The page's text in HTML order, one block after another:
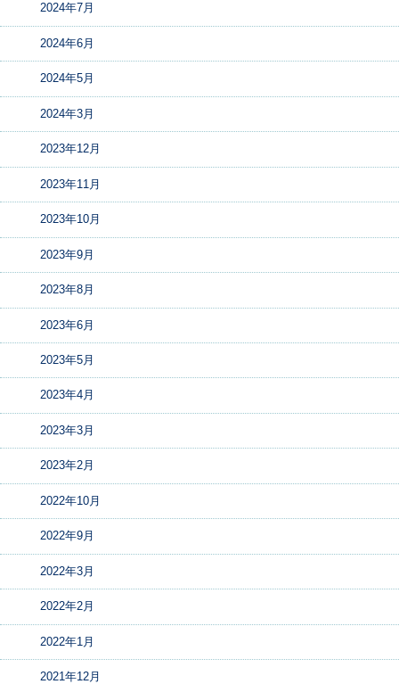
2024年7月
2024年6月
2024年5月
2024年3月
2023年12月
2023年11月
2023年10月
2023年9月
2023年8月
2023年6月
2023年5月
2023年4月
2023年3月
2023年2月
2022年10月
2022年9月
2022年3月
2022年2月
2022年1月
2021年12月